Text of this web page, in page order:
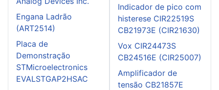
Engana Ladrão
(ART2514)
Placa de
Demonstração
STMicroelectronics
EVALSTGAP2HSAC
Indicador de pico com
histerese CIR22519S
CB21973E (CIR21630)
Vox CIR24473S
CB24516E (CIR25007)
Amplificador de
tensão CB21857E